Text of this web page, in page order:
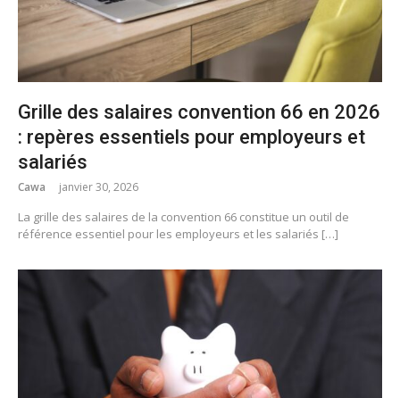
Grille des salaires convention 66 en 2026
: repères essentiels pour employeurs et
salariés
Cawa janvier 30, 2026
La grille des salaires de la convention 66 constitue un outil de
référence essentiel pour les employeurs et les salariés […]